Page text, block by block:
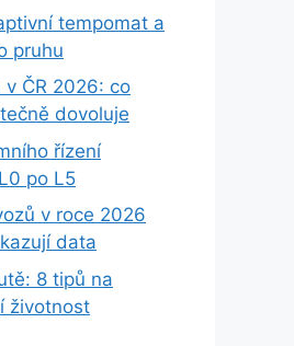
tempomat a
pruhu
ČR 2026: co
dovoluje
řízení
po L5
v roce 2026
data
8 tipů na
životnost